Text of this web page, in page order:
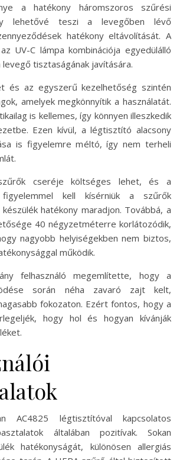
a hatékony háromszoros szűrési
lehetővé teszi a levegőben lévő
hatékony eltávolítását. A
UV-C lámpa kombinációja egyedülálló
tisztaságának javítására.
és az egyszerű kezelhetőség szintén
amelyek megkönnyítik a használatát.
is kellemes, így könnyen illeszkedik
Ezen kívül, a légtisztító alacsony
is figyelemre méltó, így nem terheli
cseréje költséges lehet, és a
figyelemmel kell kísérniük a szűrők
hatékony maradjon. Továbbá, a
40 négyzetméterre korlátozódik,
nagyobb helyiségekben nem biztos,
működik.
felhasználó megemlítette, hogy a
során néha zavaró zajt kelt,
fokozaton. Ezért fontos, hogy a
hogy hol és hogyan kívánják
AC4825 légtisztítóval kapcsolatos
általában pozitívak. Sokan
hatékonyságát, különösen allergiás